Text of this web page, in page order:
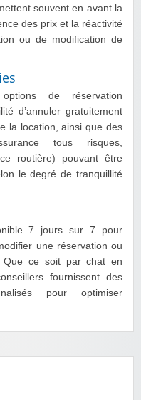
souvent en avant la
des prix et la réactivité
ou de modification de
de réservation
d’annuler gratuitement
la location, ainsi que des
tous risques,
routière) pouvant être
le degré de tranquillité
7 jours sur 7 pour
une réservation ou
Que ce soit par chat en
fournissent des
pour optimiser